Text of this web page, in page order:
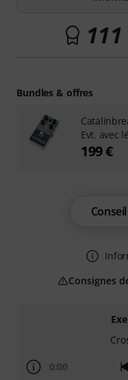
0:00
111
Conseil
Consignes
Bundles & offres
Evt. avec
199 €